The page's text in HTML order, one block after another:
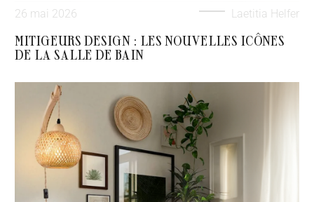
26 mai 2026 Laetitia Helfer
MITIGEURS DESIGN : LES NOUVELLES ICÔNES
DE LA SALLE DE BAIN